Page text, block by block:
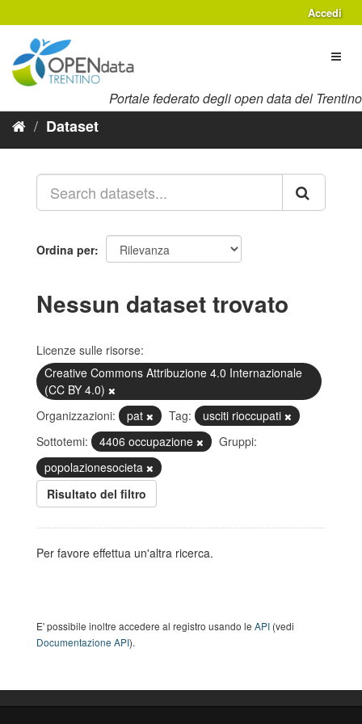
al
contenuto
Accedi
Portale federato degli open data del Trentino
Dataset
Ordina per
Nessun dataset trovato
Licenze sulle risorse:
Creative Commons Attribuzione 4.0 Internazionale
(CC BY 4.0)
Organizzazioni:
pat Tag:
usciti rioccupati
Sottotemi:
4406 occupazione
Gruppi:
popolazionesocieta
Risultato del filtro
Per favore effettua un'altra ricerca.
E' possibile inoltre accedere al registro usando le API (vedi
Documentazione API).